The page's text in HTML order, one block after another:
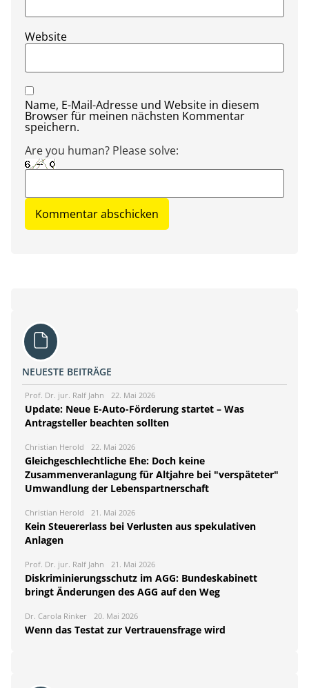
Website
Name, E-Mail-Adresse und Website in diesem
Browser für meinen nächsten Kommentar
speichern.
Are you human? Please solve:
NEUESTE BEITRÄGE
Prof. Dr. jur. Ralf Jahn 22. Mai 2026
Update: Neue E-Auto-Förderung startet – Was
Antragsteller beachten sollten
Christian Herold 22. Mai 2026
Gleichgeschlechtliche Ehe: Doch keine
Zusammenveranlagung für Altjahre bei "verspäteter"
Umwandlung der Lebenspartnerschaft
Christian Herold 21. Mai 2026
Kein Steuererlass bei Verlusten aus spekulativen
Anlagen
Prof. Dr. jur. Ralf Jahn 21. Mai 2026
Diskriminierungsschutz im AGG: Bundeskabinett
bringt Änderungen des AGG auf den Weg
Dr. Carola Rinker 20. Mai 2026
Wenn das Testat zur Vertrauensfrage wird